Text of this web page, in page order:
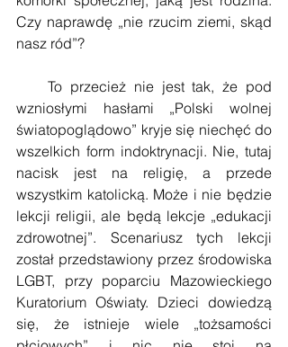
Czy naprawdę „nie rzucim ziemi, skąd
nasz ród”?
To przecież nie jest tak, że pod
wzniosłymi hasłami „Polski wolnej
światopoglądowo” kryje się niechęć do
wszelkich form indoktrynacji. Nie, tutaj
nacisk jest na religię, a przede
wszystkim katolicką. Może i nie będzie
lekcji religii, ale będą lekcje „edukacji
zdrowotnej”. Scenariusz tych lekcji
został przedstawiony przez środowiska
LGBT, przy poparciu Mazowieckiego
Kuratorium Oświaty. Dzieci dowiedzą
się, że istnieje wiele „tożsamości